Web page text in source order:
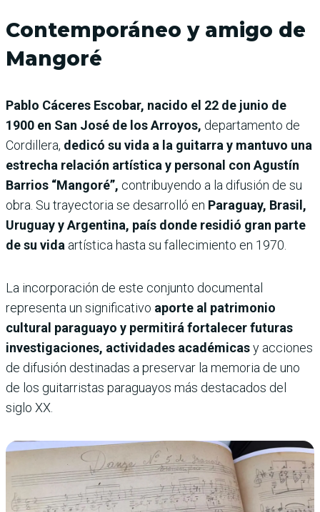
Contemporáneo y amigo de
Mangoré
Pablo Cáceres Escobar, nacido el 22 de junio de
1900 en San José de los Arroyos, departamento de
Cordillera, dedicó su vida a la guitarra y mantuvo una
estrecha relación artística y personal con Agustín
Barrios “Mangoré”, contribuyendo a la difusión de su
obra. Su trayectoria se desarrolló en Paraguay, Brasil,
Uruguay y Argentina, país donde residió gran parte
de su vida artística hasta su fallecimiento en 1970.
La incorporación de este conjunto documental
representa un significativo aporte al patrimonio
cultural paraguayo y permitirá fortalecer futuras
investigaciones, actividades académicasy acciones
de difusión destinadas a preservar la memoria de uno
de los guitarristas paraguayos más destacados del
siglo XX.